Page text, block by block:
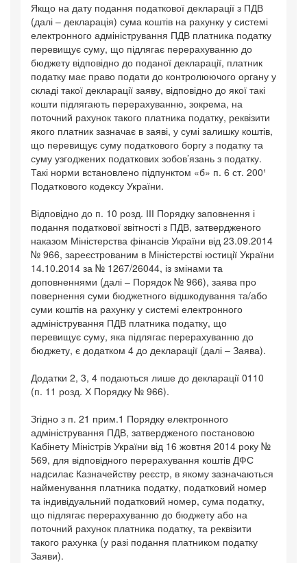
Якщо на дату подання податкової декларації з ПДВ
(далі – декларація) сума коштів на рахунку у системі
електронного адміністрування ПДВ платника податку
перевищує суму, що підлягає перерахуванню до
бюджету відповідно до поданої декларації, платник
податку має право подати до контролюючого органу у
складі такої декларації заяву, відповідно до якої такі
кошти підлягають перерахуванню, зокрема, на
поточний рахунок такого платника податку, реквізити
якого платник зазначає в заяві, у сумі залишку коштів,
що перевищує суму податкового боргу з податку та
суму узгоджених податкових зобов’язань з податку.
Такі норми встановлено підпунктом «б» п. 6 ст. 200¹
Податкового кодексу України.
Відповідно до п. 10 розд. ІІІ Порядку заповнення і
подання податкової звітності з ПДВ, затвердженого
наказом Міністерства фінансів України від 23.09.2014
№ 966, зареєстрованим в Міністерстві юстиції України
14.10.2014 за № 1267/26044, із змінами та
доповненнями (далі – Порядок № 966), заява про
повернення суми бюджетного відшкодування та/або
суми коштів на рахунку у системі електронного
адміністрування ПДВ платника податку, що
перевищує суму, яка підлягає перерахуванню до
бюджету, є додатком 4 до декларації (далі – Заява).
Додатки 2, 3, 4 подаються лише до декларації 0110
(п. 11 розд. Х Порядку № 966).
Згідно з п. 21 прим.1 Порядку електронного
адміністрування ПДВ, затвердженого постановою
Кабінету Міністрів України від 16 жовтня 2014 року №
569, для відповідного перерахування коштів ДФС
надсилає Казначейству реєстр, в якому зазначаються
найменування платника податку, податковий номер
та індивідуальний податковий номер, сума податку,
що підлягає перерахуванню до бюджету або на
поточний рахунок платника податку, та реквізити
такого рахунка (у разі подання платником податку
Заяви).